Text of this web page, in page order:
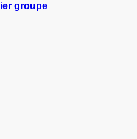
groupe